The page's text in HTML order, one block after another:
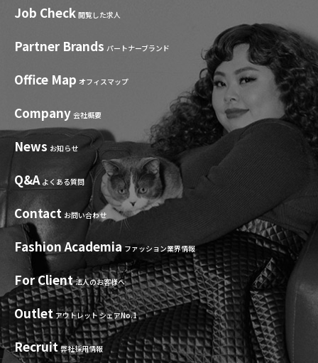
Job Check 閲覧した求人
Partner Brands パートナーブランド
Office Map オフィスマップ
Company 会社概要
News お知らせ
Q&A よくある質問
Contact お問い合わせ
Fashion Academia ファッション業界情報
For Client 法人のお客様へ
Outlet アウトレット シェアNo.1
Recruit 弊社採用情報